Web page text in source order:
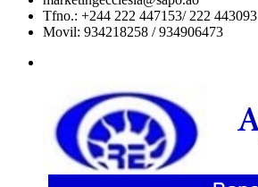
Tfno.: +244 222 447153/ 222 443093
Movil: 934218258 / 934906473